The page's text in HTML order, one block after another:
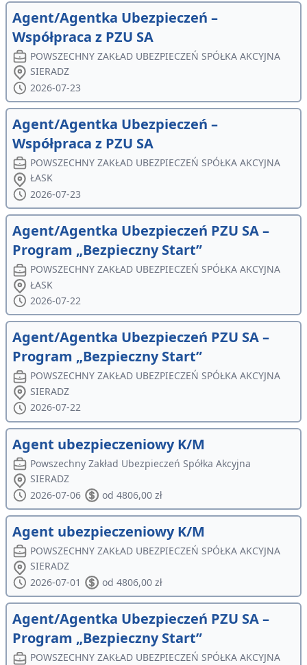
Agent/Agentka Ubezpieczeń –
Współpraca z PZU SA
POWSZECHNY ZAKŁAD UBEZPIECZEŃ SPÓŁKA AKCYJNA
SIERADZ
2026-07-23
Agent/Agentka Ubezpieczeń –
Współpraca z PZU SA
POWSZECHNY ZAKŁAD UBEZPIECZEŃ SPÓŁKA AKCYJNA
ŁASK
2026-07-23
Agent/Agentka Ubezpieczeń PZU SA –
Program „Bezpieczny Start”
POWSZECHNY ZAKŁAD UBEZPIECZEŃ SPÓŁKA AKCYJNA
ŁASK
2026-07-22
Agent/Agentka Ubezpieczeń PZU SA –
Program „Bezpieczny Start”
POWSZECHNY ZAKŁAD UBEZPIECZEŃ SPÓŁKA AKCYJNA
SIERADZ
2026-07-22
Agent ubezpieczeniowy K/M
Powszechny Zakład Ubezpieczeń Spółka Akcyjna
SIERADZ
2026-07-06
od 4806,00 zł
Agent ubezpieczeniowy K/M
POWSZECHNY ZAKŁAD UBEZPIECZEŃ SPÓŁKA AKCYJNA
SIERADZ
2026-07-01
od 4806,00 zł
Agent/Agentka Ubezpieczeń PZU SA –
Program „Bezpieczny Start”
POWSZECHNY ZAKŁAD UBEZPIECZEŃ SPÓŁKA AKCYJNA